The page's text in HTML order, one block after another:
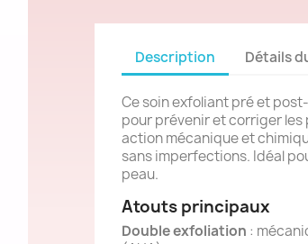
Description Détails
Ce soin exfoliant pré et
pour prévenir et corriger les
action mécanique et
sans imperfections. Idéal
peau.
Atouts principaux
Double exfoliation :